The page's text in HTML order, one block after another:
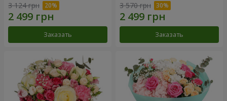
3 124 грн
Заказать
3 570 грн
Заказать